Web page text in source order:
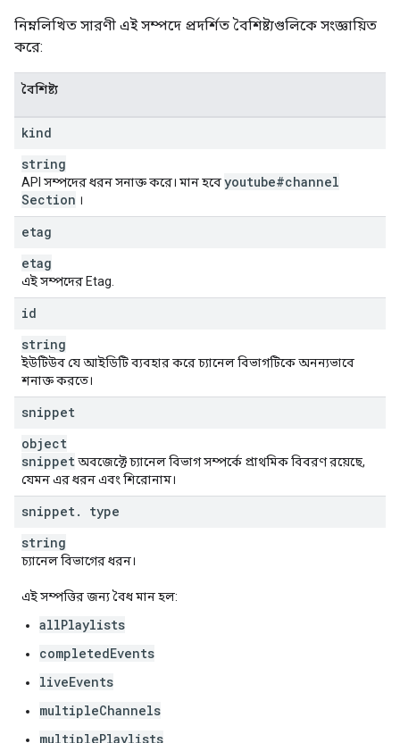
নিম্নলিখিত সারণী এই সম্পদে প্রদর্শিত বৈশিষ্ট্যগুলিকে সংজ্ঞায়িত
করে:
বৈশিষ্ট্য
kind
string
API সম্পদের ধরন সনাক্ত করে। মান হবেyoutube#channel
Section ।
etag
etag
এই সম্পদের Etag.
id
string
ইউটিউব যে আইডিটি ব্যবহার করে চ্যানেল বিভাগটিকে অনন্যভাবে
শনাক্ত করতে।
snippet
object
snippetঅবজেক্টে চ্যানেল বিভাগ সম্পর্কে প্রাথমিক বিবরণ রয়েছে,
যেমন এর ধরন এবং শিরোনাম।
snippet.
type
string
চ্যানেল বিভাগের ধরন।
এই সম্পত্তির জন্য বৈধ মান হল:
allPlaylists
completedEvents
liveEvents
multipleChannels
multiplePlaylists